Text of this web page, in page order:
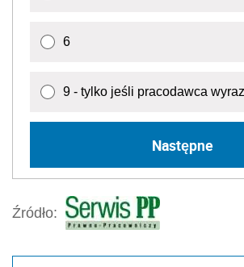
6
9 - tylko jeśli pracodawca
Następne
Źródło: